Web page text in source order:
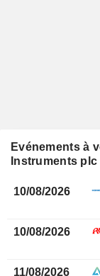
Evénements à
Instruments plc
10/08/2026
10/08/2026
11/08/2026